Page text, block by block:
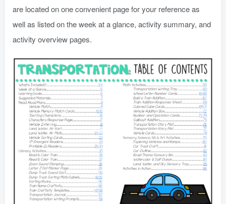
are located on one convenient page for your reference as
well as listed on the week at a glance, activity summary, and
activity overview pages.